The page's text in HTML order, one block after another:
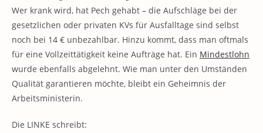
Wer krank wird, hat Pech gehabt – die Aufschläge bei der
gesetzlichen oder privaten KVs für Ausfalltage sind selbst
noch bei 14 € unbezahlbar. Hinzu kommt, dass man oftmals
für eine Vollzeittätigkeit keine Aufträge hat. Ein Mindestlohn
wurde ebenfalls abgelehnt. Wie man unter den Umständen
Qualität garantieren möchte, bleibt ein Geheimnis der
Arbeitsministerin.
Die LINKE schreibt: